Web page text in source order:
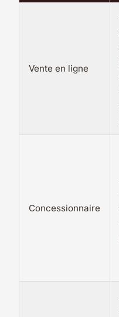
Vente en ligne
Concessionnaire